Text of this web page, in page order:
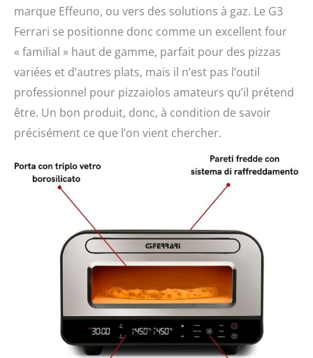
marque Effeuno, ou vers des solutions à gaz. Le G3
Ferrari se positionne donc comme un excellent four
« familial » haut de gamme, parfait pour des pizzas
variées et d’autres plats, mais il n’est pas l’outil
professionnel pour pizzaiolos amateurs qu’il prétend
être. Un bon produit, donc, à condition de savoir
précisément ce que l’on vient chercher.